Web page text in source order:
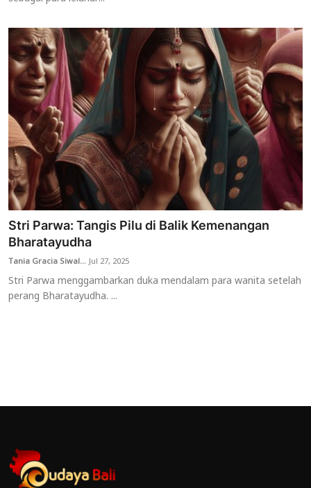
Stri Parwa: Tangis Pilu di Balik Kemenangan
Bharatayudha
Tania Gracia Siwal...Jul 27, 2025
Stri Parwa menggambarkan duka mendalam para wanita setelah
perang Bharatayudha. ...